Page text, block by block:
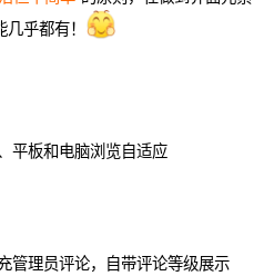
乎都有！
平板和电脑浏览自适应
管理员评论，自带评论等级展示